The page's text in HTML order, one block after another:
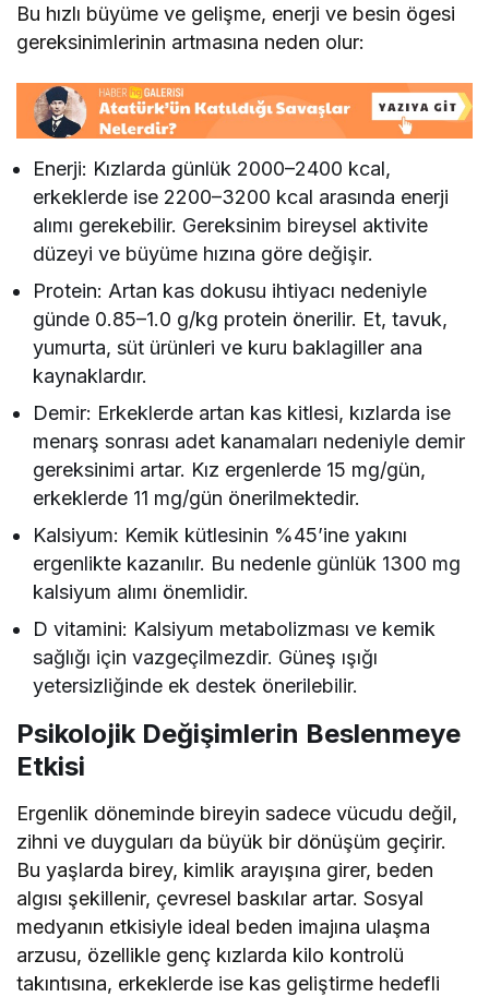
Bu hızlı büyüme ve gelişme, enerji ve besin ögesi
gereksinimlerinin artmasına neden olur:
Enerji: Kızlarda günlük 2000–2400 kcal,
erkeklerde ise 2200–3200 kcal arasında enerji
alımı gerekebilir. Gereksinim bireysel aktivite
düzeyi ve büyüme hızına göre değişir.
Protein: Artan kas dokusu ihtiyacı nedeniyle
günde 0.85–1.0 g/kg protein önerilir. Et, tavuk,
yumurta, süt ürünleri ve kuru baklagiller ana
kaynaklardır.
Demir: Erkeklerde artan kas kitlesi, kızlarda ise
menarş sonrası adet kanamaları nedeniyle demir
gereksinimi artar. Kız ergenlerde 15 mg/gün,
erkeklerde 11 mg/gün önerilmektedir.
Kalsiyum: Kemik kütlesinin %45’ine yakını
ergenlikte kazanılır. Bu nedenle günlük 1300 mg
kalsiyum alımı önemlidir.
D vitamini: Kalsiyum metabolizması ve kemik
sağlığı için vazgeçilmezdir. Güneş ışığı
yetersizliğinde ek destek önerilebilir.
Psikolojik Değişimlerin Beslenmeye
Etkisi
Ergenlik döneminde bireyin sadece vücudu değil,
zihni ve duyguları da büyük bir dönüşüm geçirir.
Bu yaşlarda birey, kimlik arayışına girer, beden
algısı şekillenir, çevresel baskılar artar. Sosyal
medyanın etkisiyle ideal beden imajına ulaşma
arzusu, özellikle genç kızlarda kilo kontrolü
takıntısına, erkeklerde ise kas geliştirme hedefli